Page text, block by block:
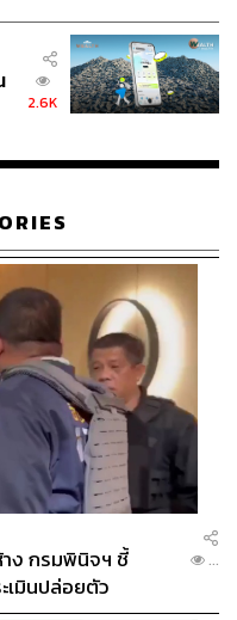
2.6K
าง กรมพินิจฯ ชี้
เมินปล่อยตัว
...